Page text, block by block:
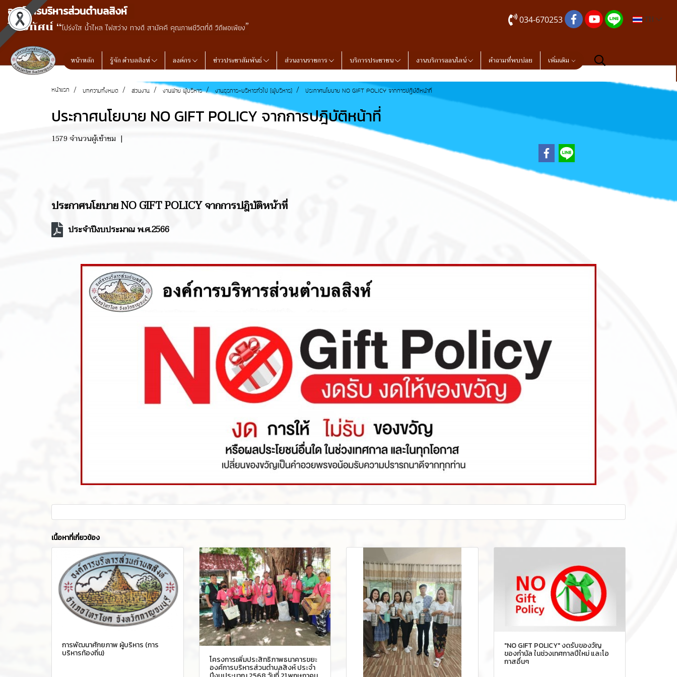
องค์การบริหารส่วนตำบลสิงห์
วิสัยทัศน์ “โปร่งใส น้ำไหล ไฟสว่าง ทางดี สามัคคี คุณภาพชีวิตที่ดี วิถีพอเพียง” 034-670253 TH
หน้าหลัก รู้จัก ตำบลสิงห์ องค์กร ข่าวประชาสัมพันธ์ ส่วนงานราชการ บริการประชาชน งานบริการออนไลน์ คำถามที่พบบ่อย เพิ่มเติม
หน้าแรก บทความทั้งหมด ส่วนงาน งานฝ่าย ผู้บริหาร งานธุรการ-บริหารทั่วไป (ผู้บริหาร) ประกาศนโยบาย NO GIFT POLICY จากการปฎิบัติหน้าที่
ประกาศนโยบาย NO GIFT POLICY จากการปฎิบัติหน้าที่
1579 จำนวนผู้เข้าชม |
ประกาศนโยบาย NO GIFT POLICY จากการปฎิบัติหน้าที่
ประจำปีงบประมาณ พ.ศ.2566
เนื้อหาที่เกี่ยวข้อง
การพัฒนาศักยภาพ ผู้บริหาร (การ
บริหารท้องถิ่น)
โครงการเพิ่มประสิทธิภาพธนาคารขยะ
องค์การบริหารส่วนตำบลสิงห์ ประจำ
"NO GIFT POLICY" งดรับของวัญ
ของกำนัล ในช่วงเทศกาลปีใหม่ และโอ
กาสอื่นๆ